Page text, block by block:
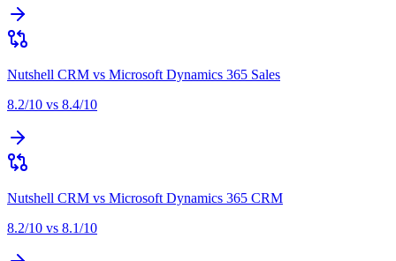
Nutshell CRM vs Microsoft Dynamics 365 Sales
8.2/10 vs 8.4/10
Nutshell CRM vs Microsoft Dynamics 365 CRM
8.2/10 vs 8.1/10